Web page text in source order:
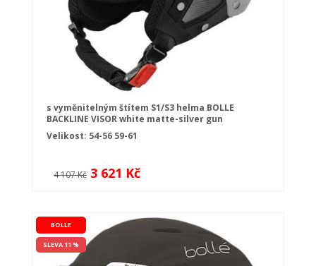
s vyměnitelným štítem S1/S3 helma BOLLE
BACKLINE VISOR white matte-silver gun
Velikost: 54-56 59-61
4 107 Kč 3 621 Kč
BOLLE
SLEVA 11 %